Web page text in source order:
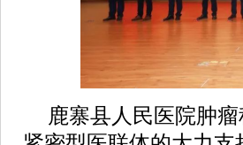
鹿寨县人民医院肿